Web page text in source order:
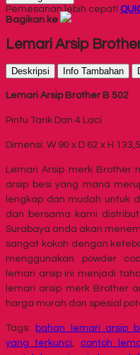
Pemesanan lebih cepat!
Bagikan ke
Lemari Arsip
Deskripsi Info Tambahan
Lemari Arsip Brother B 502
Pintu Tarik Dan 4 Laci
Dimensi: W 90 x D 62 x H
Lemari Arsip merk Brother
arsip besi yang mana
lengkap dan mudah untuk
dan bersama kami
Surabaya anda akan
sangat kokoh dengan
menggunakan powder
lemari arsip ini menjadi
lemari arsip merk Brother
harga murah dan spesial
Tags: bahan lemari arsip
yang terkunci, contoh